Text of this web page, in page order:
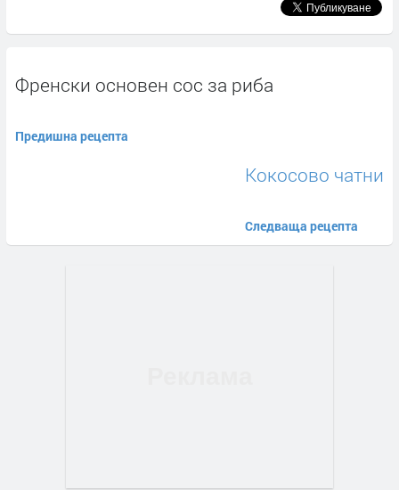
Френски основен сос за риба
Предишна рецепта
Кокосово чатни
Следваща рецепта